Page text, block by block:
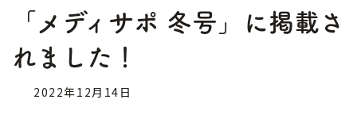
「メディサポ 冬号」に掲載さ
れました！
2022年12月14日